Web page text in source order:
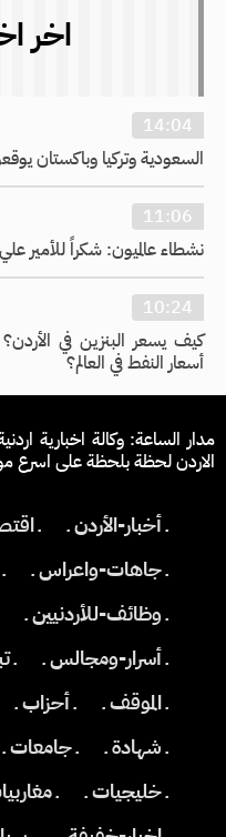
اخر
14:04
السعودية وتركيا وباكستان
11:06
نشطاء عالميون: شكراً للأمير علي
10:24
كيف يسعر البنزين في
أسعار النفط في العالم؟
مدار الساعة: وكالة اخبارية
الاردن لحظة بلحظة على اسرع
ـ أخبار-الأردن ـ ـ
ـ جاهات-واعراس ـ
ـ وظائف-للأردنيين ـ
ـ أسرار-ومجالس ـ
ـ
ـ الموقف ـ
ـ أحزاب ـ
ـ شهادة ـ
ـ جامعات ـ
ـ خليجيات ـ
ـ